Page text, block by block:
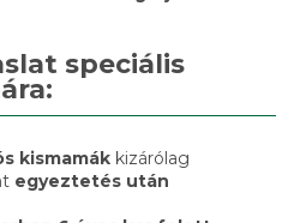
speciális
kismamák kizárólag
egyeztetés után